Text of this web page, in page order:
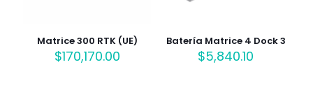
Matrice 300 RTK (UE)
$170,170.00
Batería Matrice 4 Dock 3
$5,840.10